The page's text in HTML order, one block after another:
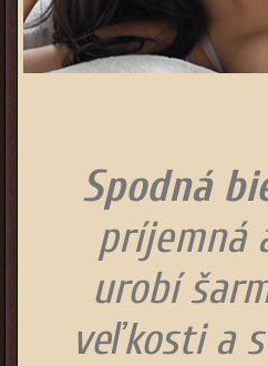
Spodná
príjemná
urobí
veľkosti a